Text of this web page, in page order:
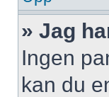
» Jag
Ingen
kan du